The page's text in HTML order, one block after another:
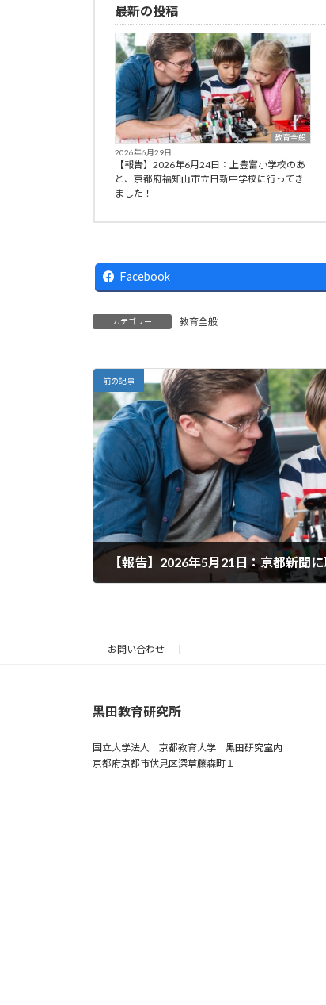
最新の投稿
教育全般
2026年6月29日
【報告】2026年6月24日：上豊富小学校のあ
と、京都府福知山市立日新中学校に行ってき
ました！
Facebook
カテゴリー 教育全般
前の記事
【報告】2026年5月21日：京都新聞
お問い合わせ
黒田教育研究所
国立大学法人 京都教育大学 黒田研究室内
京都府京都市伏見区深草藤森町１